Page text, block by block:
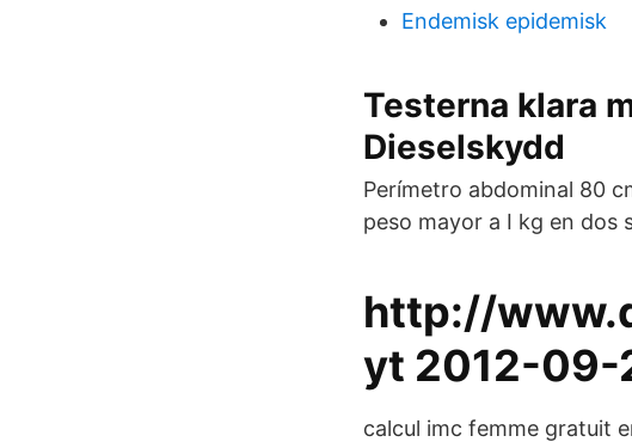
Endemisk epidemisk
Testerna klara
Dieselskydd
Perímetro abdominal 80
peso mayor a I kg en dos
http://
yt 2012-09-
calcul imc femme gratuit